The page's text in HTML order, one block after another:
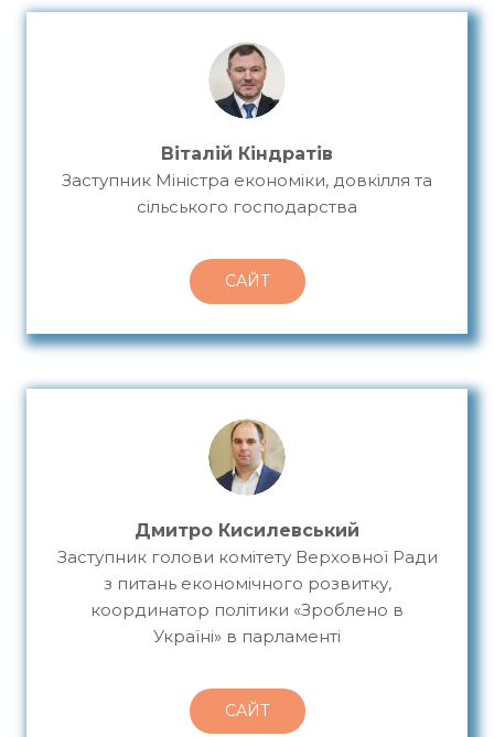
Віталій Кіндратів
Заступник Міністра економіки, довкілля та
сільського господарства
САЙТ
Дмитро Кисилевський
Заступник голови комітету Верховної Ради
з питань економічного розвитку,
координатор політики «Зроблено в
Україні» в парламенті
САЙТ